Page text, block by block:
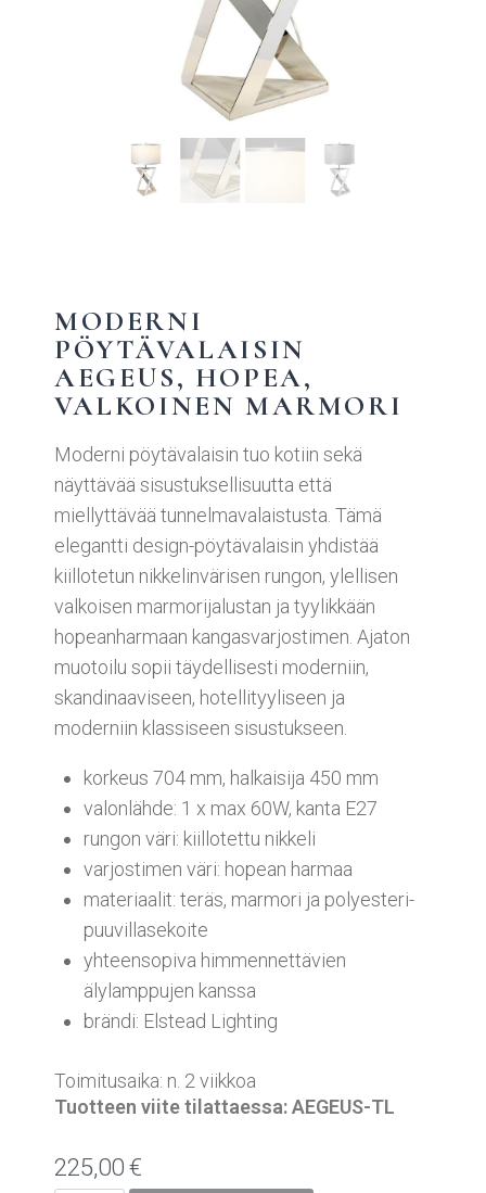
MODERNI
PÖYTÄVALAISIN
AEGEUS, HOPEA,
VALKOINEN MARMORI
Moderni pöytävalaisin tuo kotiin sekä
näyttävää sisustuksellisuutta että
miellyttävää tunnelmavalaistusta. Tämä
elegantti design-pöytävalaisin yhdistää
kiillotetun nikkelinvärisen rungon, ylellisen
valkoisen marmorijalustan ja tyylikkään
hopeanharmaan kangasvarjostimen. Ajaton
muotoilu sopii täydellisesti moderniin,
skandinaaviseen, hotellityyliseen ja
moderniin klassiseen sisustukseen.
korkeus 704 mm, halkaisija 450 mm
valonlähde: 1 x max 60W, kanta E27
rungon väri: kiillotettu nikkeli
varjostimen väri: hopean harmaa
materiaalit: teräs, marmori ja polyesteri-
puuvillasekoite
yhteensopiva himmennettävien
älylamppujen kanssa
brändi: Elstead Lighting
Toimitusaika: n. 2 viikkoa
Tuotteen viite tilattaessa: AEGEUS-TL
225,00€